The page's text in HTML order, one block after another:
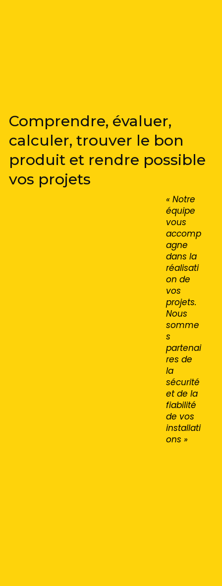
Comprendre, évaluer,
calculer, trouver le bon
produit et rendre possible
vos projets
« Notre
équipe
vous
accomp
agne
dans la
réalisati
on de
vos
projets.
Nous
somme
s
partenai
res de
la
sécurité
et de la
fiabilité
de vos
installati
ons »